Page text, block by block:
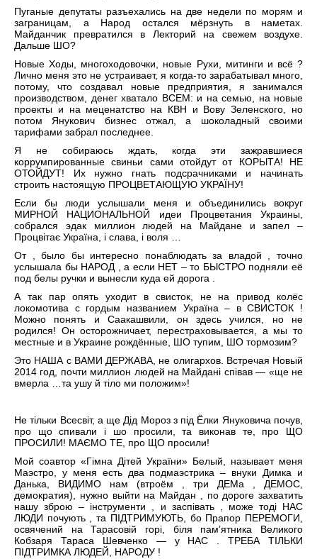
Пуганые депутаты разъехались на две недели по морям и
заграницам, а Народ остался мёрзнуть в наметах.
Майданчик превратился в Лекторий на свежем воздухе.
Дальше ШО?
Новые Ходы, многоходовочки, новые Рухи, митинги и всё ?
Лично меня это не устраивает, я когда-то зарабатывал много,
потому, что создавал новые предприятия, я занимался
производством, денег хватало ВСЕМ: и на семью, на новые
проекты и на меценатство на КВН и Вову Зеленского, но
потом Янукович бизнес отжал, а шоколадный своими
тарифами забрал последнее.
Я не собираюсь ждать, когда эти зажравшиеся
коррумпированные свиньи сами отойдут от КОРЫТА! НЕ
ОТОЙДУТ! Их нужно гнать подсрачниками и начинать
строить настоящую ПРОЦВЕТАЮЩУЮ УКРАЇНУ!
Если бы люди услышали меня и объединились вокруг
МИРНОЙ НАЦИОНАЛЬНОЙ идеи Процветания Украины,
собрался эдак миллион людей на Майдане и запел –
Процвітає Україна, і слава, і воля …
От , было бы интересно понаблюдать за владой , точно
услышала бы НАРОД , а если НЕТ – то БЫСТРО подняли её
под белы ручки и вынесли куда ей дорога .
А так пар опять уходит в свисток, не на привод колёс
локомотива с гордым названием Україна – в СВИСТОК !
Можно понять и Саакашвили, он здесь учился, но не
родился! Он осторожничает, перестраховывается, а мы то
местные и в Украине рождённые, ШО тупим, ШО тормозим?
Это НАША с ВАМИ ДЕРЖАВА, не олигархов. Встречая Новый
2014 год, почти миллион людей на Майдані співав — «ще не
вмерла …та ушу й тіло ми положим»!
Не тільки Всесвіт, а ще Дід Мороз з під Ёлки Януковича почув,
про що спивали і шо просили, та виконав те, про ЩО
ПРОСИЛИ! МАЄМО ТЕ, про ЩО просили!
Мой соавтор «Гімна Дітей України» Белый, называет меня
Маэстро, у меня есть два подмаэстрика – внуки Димка и
Данька, ВИДИМО нам (втроём , три ДЕМа , ДЕМОС,
демократия), нужно выйти на Майдан , по дороге захватить
нашу зброю – інструменти , и заспівать , може тоді НАС
ЛЮДИ почують , та ПІДТРИМУЮТЬ, бо Прапор ПЕРЕМОГИ,
освячений на Тарасовій горі, біля пам’ятника Великого
Кобзаря Тараса Шевченко — у НАС . ТРЕБА ТІЛЬКИ
ПІДТРИМКА ЛЮДЕЙ, НАРОДУ !